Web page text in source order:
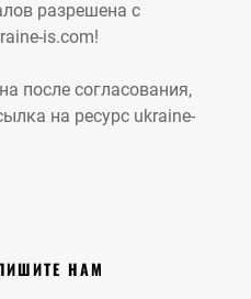
разрешена с
is.com!
после согласования,
на ресурс ukraine-
НАМ